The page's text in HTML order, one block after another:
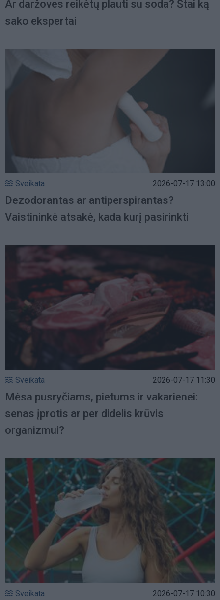
Ar daržoves reikėtų plauti su soda? Štai ką
sako ekspertai
Sveikata 2026-07-17 13:00
Dezodorantas ar antiperspirantas?
Vaistininkė atsakė, kada kurį pasirinkti
Sveikata 2026-07-17 11:30
Mėsa pusryčiams, pietums ir vakarienei:
senas įprotis ar per didelis krūvis
organizmui?
Sveikata 2026-07-17 10:30